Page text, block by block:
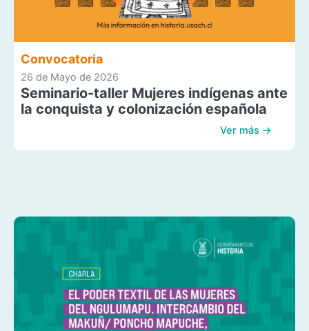
Convocatoria
26 de Mayo de 2026
Seminario-taller Mujeres indígenas ante
la conquista y colonización española
Ver más →